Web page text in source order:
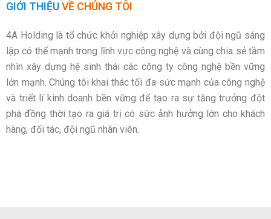
GIỚI THIỆU VỀ CHÚNG TÔI
4A Holding là tổ chức khởi nghiệp xây dựng bởi đội ngũ sáng
lập có thế mạnh trong lĩnh vực công nghệ và cùng chia sẻ tầm
nhìn xây dựng hệ sinh thái các công ty công nghệ bền vững
lớn mạnh. Chúng tôi khai thác tối đa sức mạnh của công nghệ
và triết lí kinh doanh bền vững để tạo ra sự tăng trưởng đột
phá đồng thời tạo ra giá trị có sức ảnh hưởng lớn cho khách
hàng, đối tác, đội ngũ nhân viên.